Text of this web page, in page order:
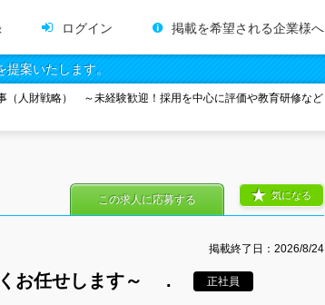
ログイン 掲載を希望される企業様へ
案いたします。
（人財戦略） ～未経験歓迎！採用を中心に評価や教育研修など
掲載終了日： 2026/8/24
くお任せします～ . 正社員
気になる
この求人に応募する